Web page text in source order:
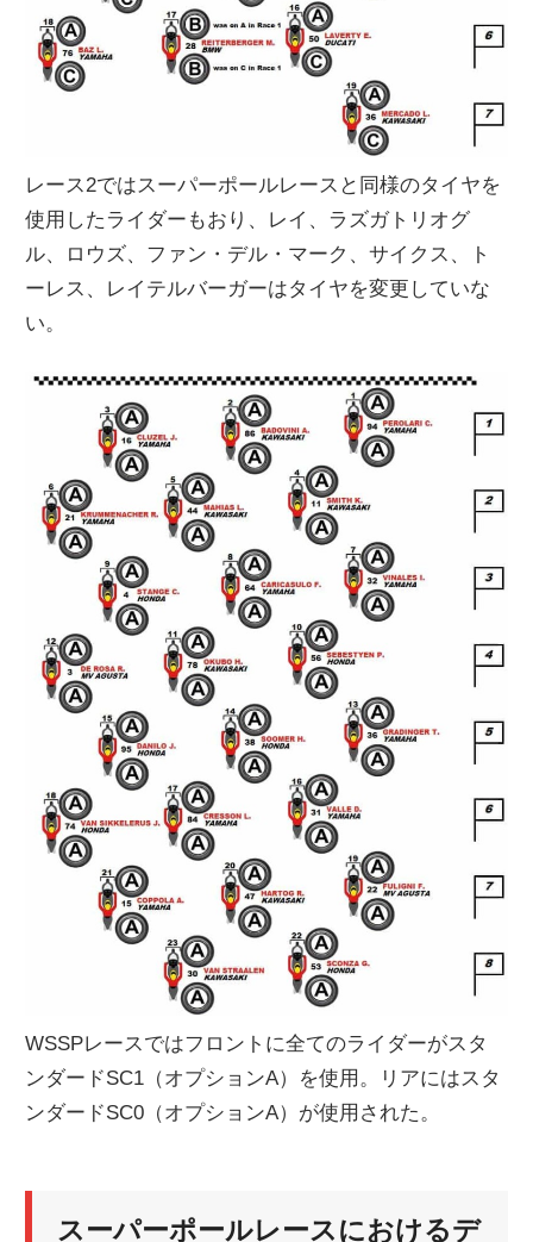
レース2ではスーパーポールレースと同様のタイヤを
使用したライダーもおり、レイ、ラズガトリオグ
ル、ロウズ、ファン・デル・マーク、サイクス、ト
ーレス、レイテルバーガーはタイヤを変更していな
い。
WSSPレースではフロントに全てのライダーがスタ
ンダードSC1（オプションA）を使用。リアにはスタ
ンダードSC0（オプションA）が使用された。
スーパーポールレースにおけるデ